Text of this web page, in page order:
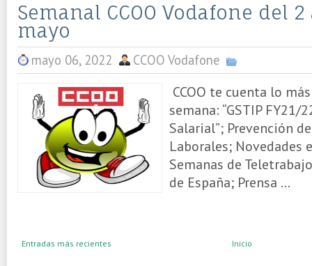
Semanal CCOO Vodafone del
mayo
mayo 06, 2022 CCOO Vodafone
CCOO te cuenta lo
semana: “GSTIP FY21/
Salarial”; Prevención
Laborales; Novedades
Semanas de
de España; Prensa ...
Entradas más recientes Inicio